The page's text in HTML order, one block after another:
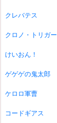
クレバテス
クロノ・トリガー
けいおん！
ゲゲゲの鬼太郎
ケロロ軍曹
コードギアス